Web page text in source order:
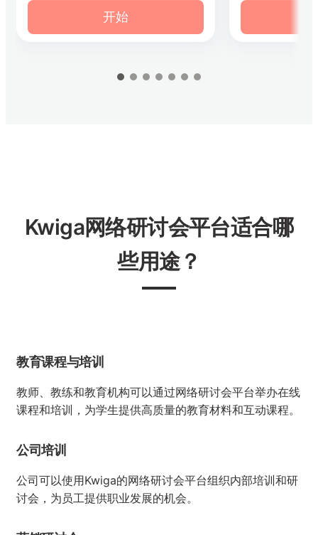
开始
Kwiga网络研讨会平台适合哪
些用途？
教育课程与培训
教师、教练和教育机构可以通过网络研讨会平台举办在线
课程和培训，为学生提供高质量的教育材料和互动课程。
公司培训
公司可以使用Kwiga的网络研讨会平台组织内部培训和研
讨会，为员工提供职业发展的机会。